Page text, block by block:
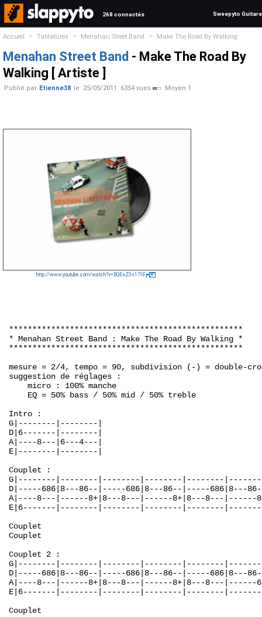
268 connectés Sweepyto Guitare
Accueil > Tablatures > Menahan Street Band > Make The Road By Walking
Menahan Street Band - Make The Road By
Walking [ Artiste ]
Publié par Etienne38 le 25/05/2011 6354 vues Moyen 1
http://www.youtube.com/watch?v=BQEsZ3s17lE
**************************************************
* Menahan Street Band : Make The Road By Walking *
**************************************************
mesure = 2/4, tempo = 90, subdivision (-) = double-
suggestion de réglages :
    micro : 100% manche
    EQ = 50% bass / 50% mid / 50% treble
Intro :
G|--------|--------|
D|6-------|--------|
A|----8---|6---4---|
E|--------|--------|
Couplet :
G|--------|--------|--------|--------|--------
D|-----686|8---86--|-----686|8---86--|-----686|8---
A|----8---|------8+|8---8---|------8+|8---8---|------
E|6-------|--------|--------|--------|--------
Couplet
Couplet
Couplet 2 :
G|--------|--------|--------|--------|--------
D|-----686|8---86--|-----686|8---86--|-----
A|----8---|------8+|8---8---|------8+|8---8---
E|6-------|--------|--------|--------|--------
Couplet